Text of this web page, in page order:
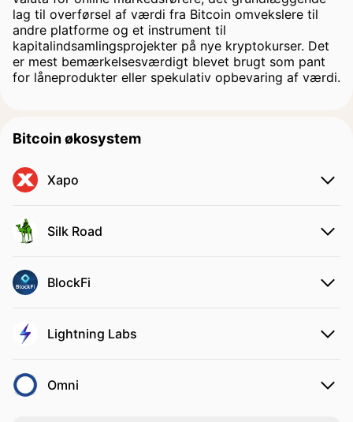
lag til overførsel af værdi fra Bitcoin omvekslere til
andre platforme og et instrument til
kapitalindsamlingsprojekter på nye kryptokurser. Det
er mest bemærkelsesværdigt blevet brugt som pant
for låneprodukter eller spekulativ opbevaring af værdi.
Bitcoin økosystem
Xapo
Silk Road
BlockFi
Lightning Labs
Omni